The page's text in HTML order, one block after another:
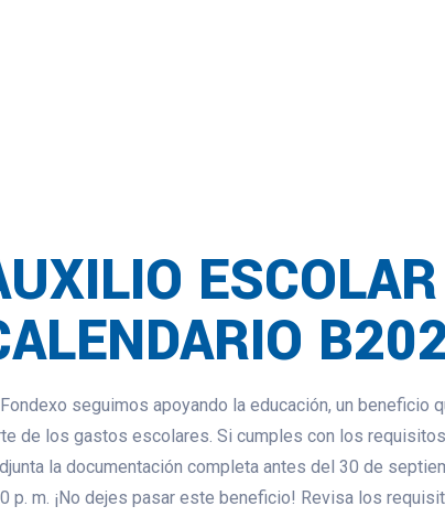
ESCOLAR
Fondexo seguimos apoyando la educación, un beneficio
de los gastos escolares. Si cumples con los
la documentación completa antes del 30 de
p. m. ¡No dejes pasar este beneficio! Revisa los